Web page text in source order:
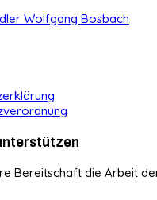
Bereitschaft die Arbeit